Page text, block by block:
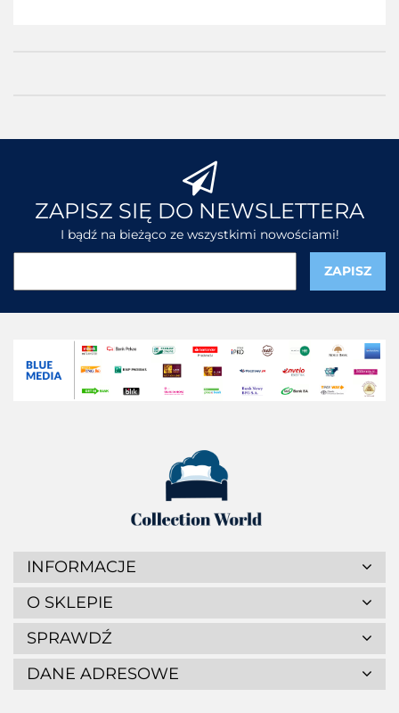
ZAPISZ SIĘ DO NEWSLETTERA
I bądź na bieżąco ze wszystkimi nowościami!
INFORMACJE
O SKLEPIE
SPRAWDŹ
DANE ADRESOWE